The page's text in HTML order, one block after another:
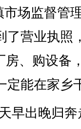
场监督管
了营业执照
房、购设备
定能在家乡
早出晚归